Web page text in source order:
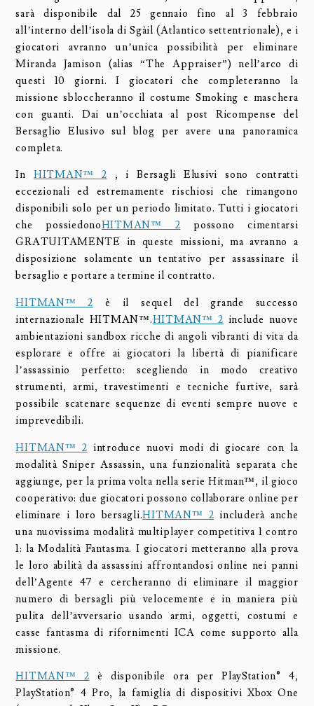
sarà disponibile dal 25 gennaio fino al 3 febbraio
all’interno dell’isola di Sgàil (Atlantico settentrionale), e i
giocatori avranno un’unica possibilità per eliminare
Miranda Jamison (alias “The Appraiser”) nell’arco di
questi 10 giorni. I giocatori che completeranno la
missione sbloccheranno il costume Smoking e maschera
con guanti. Dai un’occhiata al post Ricompense del
Bersaglio Elusivo sul blog per avere una panoramica
completa.
In HITMAN™ 2 , i Bersagli Elusivi sono contratti
eccezionali ed estremamente rischiosi che rimangono
disponibili solo per un periodo limitato. Tutti i giocatori
che possiedonoHITMAN™ 2 possono cimentarsi
GRATUITAMENTE in queste missioni, ma avranno a
disposizione solamente un tentativo per assassinare il
bersaglio e portare a termine il contratto.
HITMAN™ 2 è il sequel del grande successo
internazionale HITMAN™.HITMAN™ 2 include nuove
ambientazioni sandbox ricche di angoli vibranti di vita da
esplorare e offre ai giocatori la libertà di pianificare
l’assassinio perfetto: scegliendo in modo creativo
strumenti, armi, travestimenti e tecniche furtive, sarà
possibile scatenare sequenze di eventi sempre nuove e
imprevedibili.
HITMAN™ 2 introduce nuovi modi di giocare con la
modalità Sniper Assassin, una funzionalità separata che
aggiunge, per la prima volta nella serie Hitman™, il gioco
cooperativo: due giocatori possono collaborare online per
eliminare i loro bersagli.HITMAN™ 2 includerà anche
una nuovissima modalità multiplayer competitiva 1 contro
1: la Modalità Fantasma. I giocatori metteranno alla prova
le loro abilità da assassini affrontandosi online nei panni
dell’Agente 47 e cercheranno di eliminare il maggior
numero di bersagli più velocemente e in maniera più
pulita dell’avversario usando armi, oggetti, costumi e
casse fantasma di rifornimenti ICA come supporto alla
missione.
HITMAN™ 2 è disponibile ora per PlayStation® 4,
PlayStation® 4 Pro, la famiglia di dispositivi Xbox One